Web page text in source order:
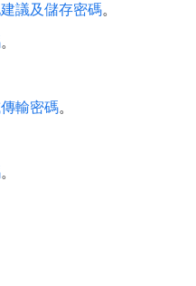
議及儲存密碼。
。
輸密碼。
。